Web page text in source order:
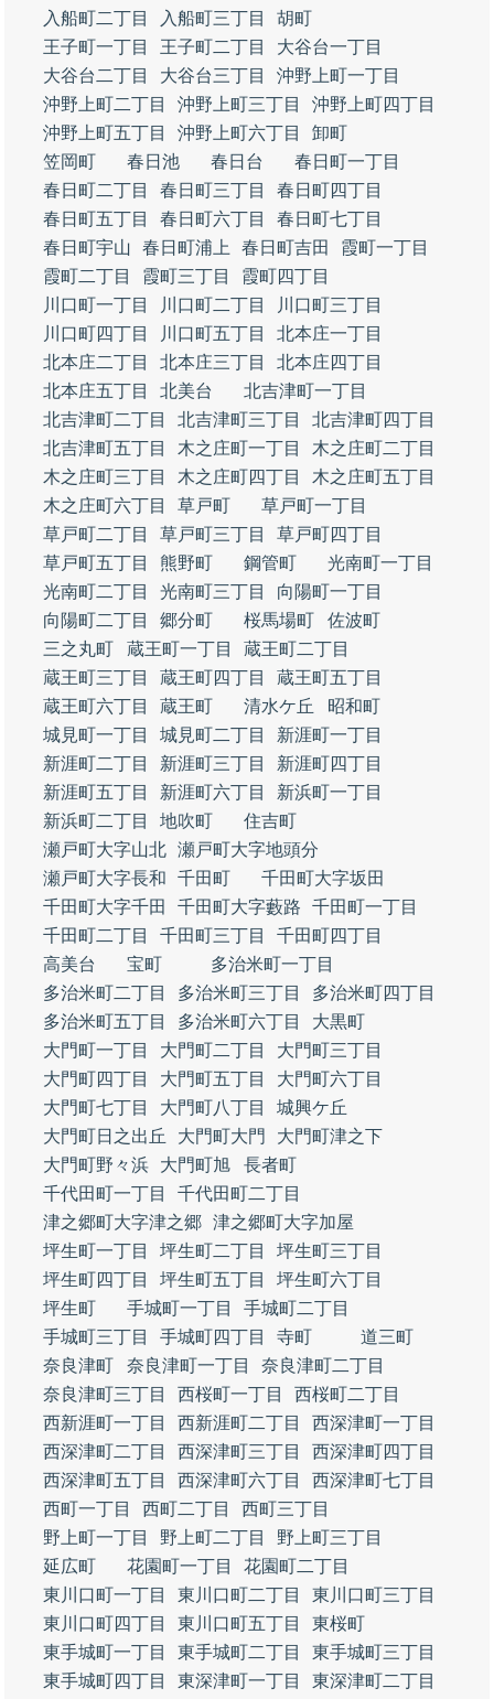
入船町二丁目
入船町三丁目
胡町
王子町一丁目
王子町二丁目
大谷台一丁目
大谷台二丁目
大谷台三丁目
沖野上町一丁目
沖野上町二丁目
沖野上町三丁目
沖野上町四丁目
沖野上町五丁目
沖野上町六丁目
卸町
笠岡町
春日池 春日台
春日町一丁目
春日町二丁目
春日町三丁目
春日町四丁目
春日町五丁目
春日町六丁目
春日町七丁目
春日町宇山
春日町浦上 春日町吉田
霞町一丁目
霞町二丁目
霞町三丁目
霞町四丁目
川口町一丁目
川口町二丁目
川口町三丁目
川口町四丁目
川口町五丁目
北本庄一丁目
北本庄二丁目
北本庄三丁目
北本庄四丁目
北本庄五丁目
北美台
北吉津町一丁目
北吉津町二丁目
北吉津町三丁目
北吉津町四丁目
北吉津町五丁目
木之庄町一丁目
木之庄町二丁目
木之庄町三丁目
木之庄町四丁目
木之庄町五丁目
木之庄町六丁目
草戸町
草戸町一丁目
草戸町二丁目
草戸町三丁目
草戸町四丁目
草戸町五丁目
熊野町 鋼管町
光南町一丁目
光南町二丁目
光南町三丁目
向陽町一丁目
向陽町二丁目
郷分町 桜馬場町
佐波町
三之丸町
蔵王町一丁目
蔵王町二丁目
蔵王町三丁目
蔵王町四丁目
蔵王町五丁目
蔵王町六丁目
蔵王町 清水ケ丘
昭和町
城見町一丁目
城見町二丁目
新涯町一丁目
新涯町二丁目
新涯町三丁目
新涯町四丁目
新涯町五丁目
新涯町六丁目
新浜町一丁目
新浜町二丁目
地吹町
住吉町
瀬戸町大字山北 瀬戸町大字地頭分
瀬戸町大字長和
千田町
千田町大字坂田
千田町大字千田
千田町大字藪路
千田町一丁目
千田町二丁目
千田町三丁目
千田町四丁目
高美台
宝町
多治米町一丁目
多治米町二丁目
多治米町三丁目
多治米町四丁目
多治米町五丁目
多治米町六丁目
大黒町
大門町一丁目
大門町二丁目
大門町三丁目
大門町四丁目
大門町五丁目
大門町六丁目
大門町七丁目
大門町八丁目
城興ケ丘
大門町日之出丘
大門町大門
大門町津之下
大門町野々浜
大門町旭
長者町
千代田町一丁目
千代田町二丁目
津之郷町大字津之郷 津之郷町大字加屋
坪生町一丁目
坪生町二丁目
坪生町三丁目
坪生町四丁目
坪生町五丁目
坪生町六丁目
坪生町
手城町一丁目
手城町二丁目
手城町三丁目
手城町四丁目 寺町
道三町
奈良津町
奈良津町一丁目
奈良津町二丁目
奈良津町三丁目
西桜町一丁目
西桜町二丁目
西新涯町一丁目
西新涯町二丁目
西深津町一丁目
西深津町二丁目
西深津町三丁目
西深津町四丁目
西深津町五丁目
西深津町六丁目
西深津町七丁目
西町一丁目
西町二丁目
西町三丁目
野上町一丁目
野上町二丁目
野上町三丁目
延広町
花園町一丁目
花園町二丁目
東川口町一丁目
東川口町二丁目
東川口町三丁目
東川口町四丁目
東川口町五丁目
東桜町
東手城町一丁目
東手城町二丁目
東手城町三丁目
東手城町四丁目
東深津町一丁目
東深津町二丁目